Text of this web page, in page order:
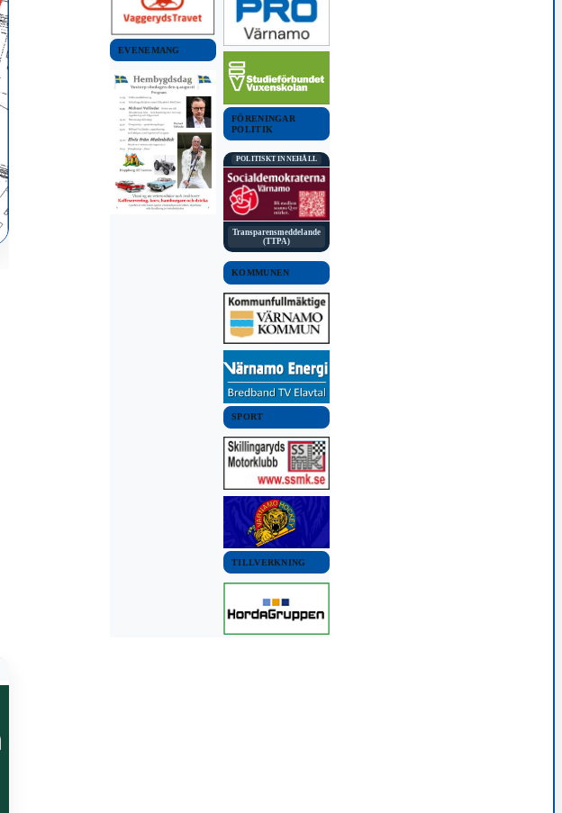
EVENEMANG
FÖRENINGAR
POLITIK
POLITISKT INNEHÅLL
Transparensmeddelande
(TTPA)
KOMMUNEN
SPORT
TILLVERKNING